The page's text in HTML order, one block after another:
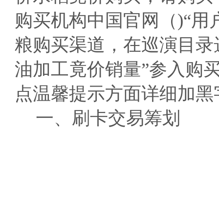
购买机构中国官网（)“用
粮购买渠道，在巡演目
油加工竟价销量”参入购
点温馨提示方面详细加
一、刷卡交易筹划